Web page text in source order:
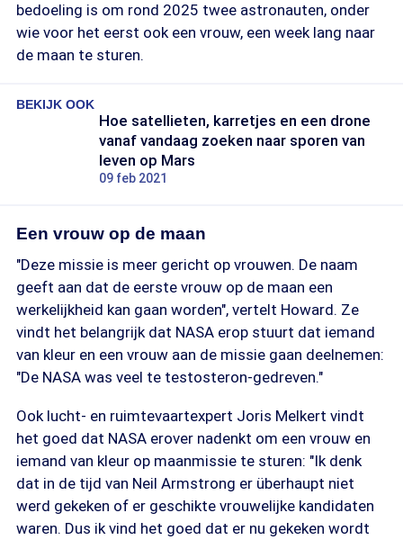
bedoeling is om rond 2025 twee astronauten, onder
wie voor het eerst ook een vrouw, een week lang naar
de maan te sturen.
BEKIJK OOK
Hoe satellieten, karretjes en een drone
vanaf vandaag zoeken naar sporen van
leven op Mars
09 feb 2021
Een vrouw op de maan
"Deze missie is meer gericht op vrouwen. De naam
geeft aan dat de eerste vrouw op de maan een
werkelijkheid kan gaan worden", vertelt Howard. Ze
vindt het belangrijk dat NASA erop stuurt dat iemand
van kleur en een vrouw aan de missie gaan deelnemen:
"De NASA was veel te testosteron-gedreven."
Ook lucht- en ruimtevaartexpert Joris Melkert vindt
het goed dat NASA erover nadenkt om een vrouw en
iemand van kleur op maanmissie te sturen: "Ik denk
dat in de tijd van Neil Armstrong er überhaupt niet
werd gekeken of er geschikte vrouwelijke kandidaten
waren. Dus ik vind het goed dat er nu gekeken wordt